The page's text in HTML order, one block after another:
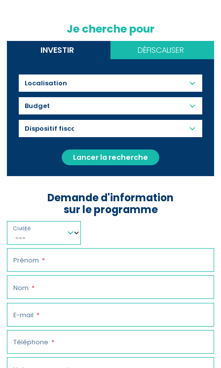
Je cherche pour
INVESTIR DÉFISCALISER
Budget
Lancer la recherche
Demande d'information
sur le programme
Civilité
Prénom
Nom
E-mail
Téléphone